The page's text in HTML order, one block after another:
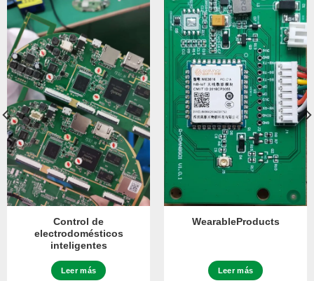
Control de
electrodomésticos
inteligentes
Leer más
WearableProducts
Leer más